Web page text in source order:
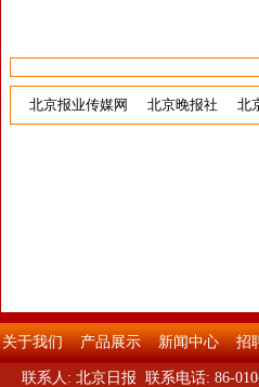
北京报业传媒网 北京晚报社 北
关于我们 产品展示 新闻中心 招
联系人: 北京日报 联系电话: 86-